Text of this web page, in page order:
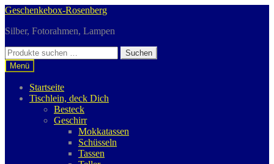
Zur
springen
Zum
springen
Geschenkebox-Rosenberg
Silber, Fotorahmen, Lampen
Suchen
nach:
Suchen
Menü
Startseite
Tischlein, deck Dich
Besteck
Geschirr
Mokkatassen
Schüsseln
Tassen